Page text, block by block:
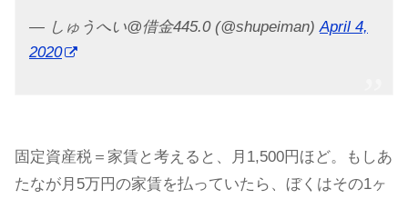
— しゅうへい@借金445.0 (@shupeiman)April 4,
2020
固定資産税＝家賃と考えると、月1,500円ほど。もしあ
たなが月5万円の家賃を払っていたら、ぼくはその1ヶ